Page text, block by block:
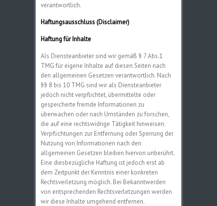
verantwortlich.
Haftungsausschluss (Disclaimer)
Haftung für Inhalte
Als Diensteanbieter sind wir gemäß § 7 Abs.1
TMG für eigene Inhalte auf diesen Seiten nach
den allgemeinen Gesetzen verantwortlich. Nach
§§ 8 bis 10 TMG sind wir als Diensteanbieter
jedoch nicht verpflichtet, übermittelte oder
gespeicherte fremde Informationen zu
überwachen oder nach Umständen zu forschen,
die auf eine rechtswidrige Tätigkeit hinweisen.
Verpflichtungen zur Entfernung oder Sperrung der
Nutzung von Informationen nach den
allgemeinen Gesetzen bleiben hiervon unberührt.
Eine diesbezügliche Haftung ist jedoch erst ab
dem Zeitpunkt der Kenntnis einer konkreten
Rechtsverletzung möglich. Bei Bekanntwerden
von entsprechenden Rechtsverletzungen werden
wir diese Inhalte umgehend entfernen.